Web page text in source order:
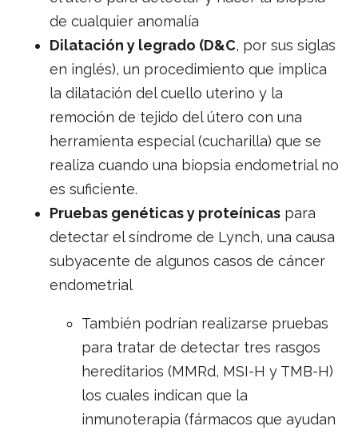
de cualquier anomalía
Dilatación y legrado (D&C, por sus siglas
en inglés), un procedimiento que implica
la dilatación del cuello uterino y la
remoción de tejido del útero con una
herramienta especial (cucharilla) que se
realiza cuando una biopsia endometrial no
es suficiente.
Pruebas genéticas y proteínicas para
detectar el síndrome de Lynch, una causa
subyacente de algunos casos de cáncer
endometrial
También podrían realizarse pruebas
para tratar de detectar tres rasgos
hereditarios (MMRd, MSI-H y TMB-H)
los cuales indican que la
inmunoterapia (fármacos que ayudan